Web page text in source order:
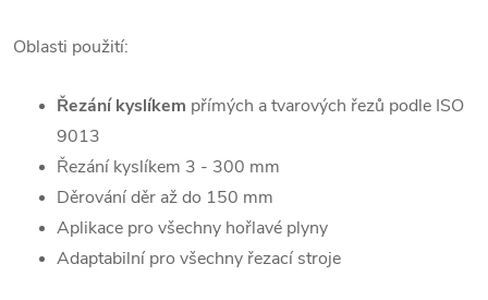
Oblasti použití:
Řezání kyslíkem přímých a tvarových řezů podle ISO
9013
Řezání kyslíkem 3 - 300 mm
Děrování děr až do 150 mm
Aplikace pro všechny hořlavé plyny
Adaptabilní pro všechny řezací stroje